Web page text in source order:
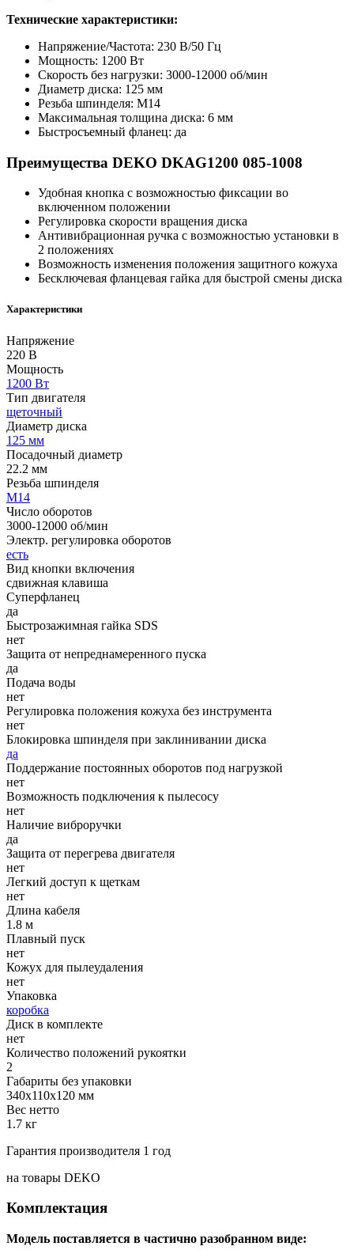
Технические характеристики:
Напряжение/Частота: 230 В/50 Гц
Мощность: 1200 Вт
Скорость без нагрузки: 3000-12000 об/мин
Диаметр диска: 125 мм
Резьба шпинделя: М14
Максимальная толщина диска: 6 мм
Быстросъемный фланец: да
Преимущества DEKO DKAG1200 085-1008
Удобная кнопка с возможностью фиксации во
включенном положении
Регулировка скорости вращения диска
Антивибрационная ручка с возможностью установки в
2 положениях
Возможность изменения положения защитного кожуха
Бесключевая фланцевая гайка для быстрой смены диска
Характеристики
Напряжение
220 В
Мощность
1200 Вт
Тип двигателя
щеточный
Диаметр диска
125 мм
Посадочный диаметр
22.2 мм
Резьба шпинделя
М14
Число оборотов
3000-12000 об/мин
Электр. регулировка оборотов
есть
Вид кнопки включения
сдвижная клавиша
Суперфланец
да
Быстрозажимная гайка SDS
нет
Защита от непреднамеренного пуска
да
Подача воды
нет
Регулировка положения кожуха без инструмента
нет
Блокировка шпинделя при заклинивании диска
да
Поддержание постоянных оборотов под нагрузкой
нет
Возможность подключения к пылесосу
нет
Наличие виброручки
да
Защита от перегрева двигателя
нет
Легкий доступ к щеткам
нет
Длина кабеля
1.8 м
Плавный пуск
нет
Кожух для пылеудаления
нет
Упаковка
коробка
Диск в комплекте
нет
Количество положений рукоятки
2
Габариты без упаковки
340х110х120 мм
Вес нетто
1.7 кг
Гарантия производителя 1 год
на товары DEKO
Комплектация
Модель поставляется в частично разобранном виде: